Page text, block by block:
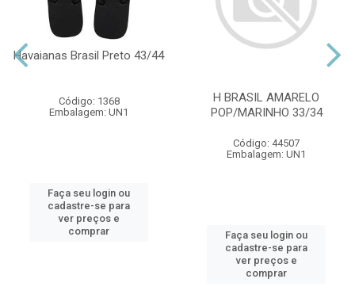
Havaianas Brasil Preto 43/44
Código: 1368
Embalagem: UN1
Faça seu login ou
cadastre-se para
ver preços e
comprar
H BRASIL AMARELO
POP/MARINHO 33/34
Código: 44507
Embalagem: UN1
Faça seu login ou
cadastre-se para
ver preços e
comprar